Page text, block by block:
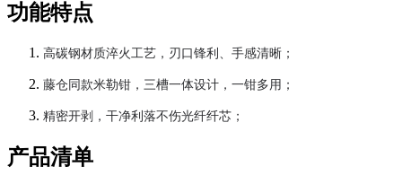
功能特点
高碳钢材质淬火工艺，刃口锋利、手感清晰；
藤仓同款米勒钳，三槽一体设计，一钳多用；
精密开剥，干净利落不伤光纤纤芯；
产品清单